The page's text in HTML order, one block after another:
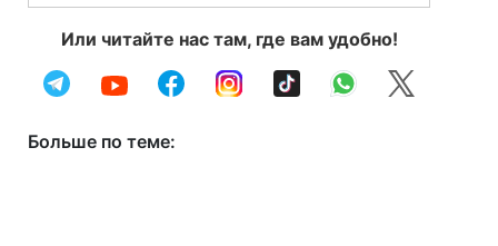
Или читайте нас там, где вам удобно!
Больше по теме: